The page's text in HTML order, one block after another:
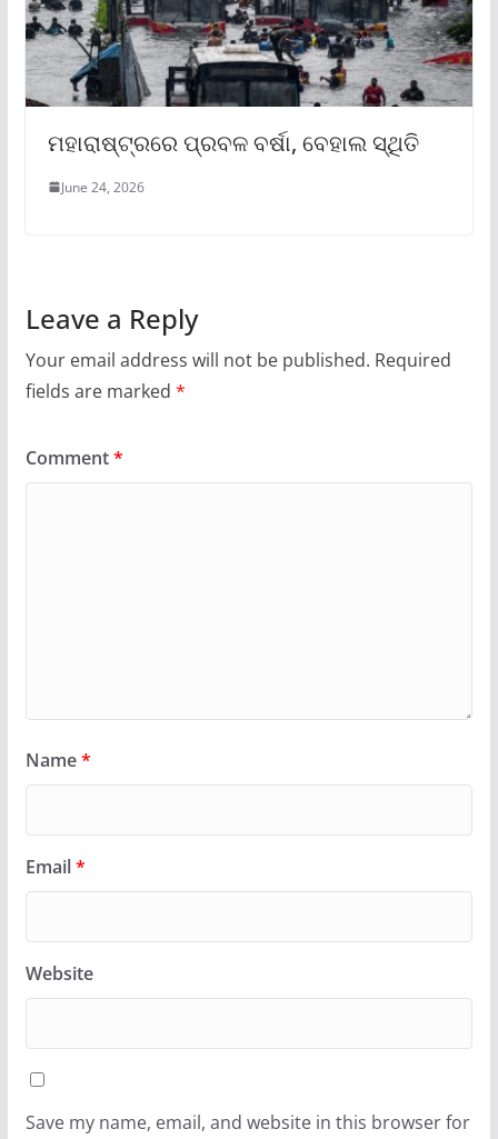
ମହାରାଷ୍ଟ୍ରରେ ପ୍ରବଳ ବର୍ଷା, ବେହାଲ ସ୍ଥିତି
June 24, 2026
Leave a Reply
Your email address will not be published. Required
fields are marked *
Comment*
Name*
Email*
Website
Save my name, email, and website in this browser for